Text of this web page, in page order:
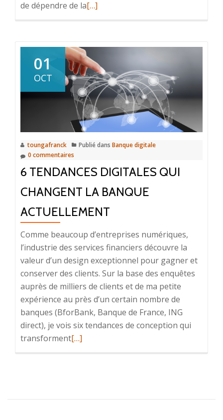
de dépendre de laEn
chemin
vers
les
micro
services:
s’éloigner
des
architectures
dans
les
services
financiers
[…]
01
OCT
toungafranck Publié dans Banque digitale
0 commentaires
6 TENDANCES DIGITALES QUI
CHANGENT LA BANQUE
ACTUELLEMENT
Comme beaucoup d’entreprises numériques,
l’industrie des services financiers découvre la
valeur d’un design exceptionnel pour gagner et
conserver des clients. Sur la base des enquêtes
auprès de milliers de clients et de ma petite
expérience au près d’un certain nombre de
banques (BforBank, Banque de France, ING
direct), je vois six tendances de conception qui
transformentEn
digitales
[…]